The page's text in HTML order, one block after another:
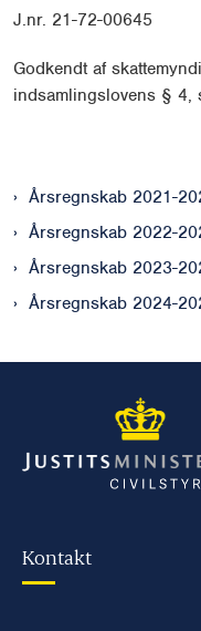
J.nr. 21-72-00645
Godkendt af
indsamlingslovens § 4,
Årsregnskab 2021-
Årsregnskab 2022-
Årsregnskab 2023-
Årsregnskab 2024-
Kontakt